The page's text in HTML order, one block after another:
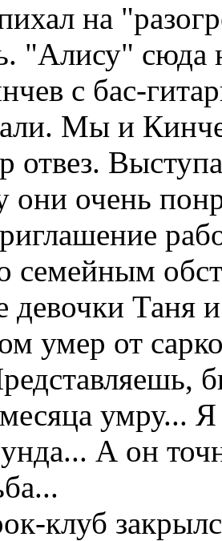
на
"Алису" сюда
с бас-
Мы и
отвез.
очень
семейным
девочки Таня
умер от
умру... Я
А он
клуб